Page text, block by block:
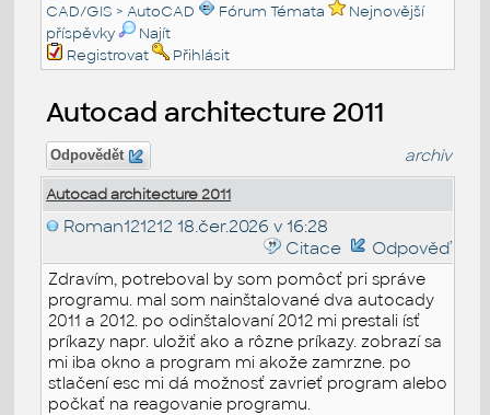
CAD/GIS >AutoCAD Fórum Témata
Nejnovější
příspěvky
Najít
Registrovat
Přihlásit
Autocad architecture 2011
Odpovědět archiv
Autocad architecture 2011
Roman121212 18.čer.2026 v 16:28
Citace
Odpověď
Zdravím, potreboval by som pomôcť pri správe
programu. mal som nainštalované dva autocady
2011 a 2012. po odinštalovaní 2012 mi prestali ísť
príkazy napr. uložiť ako a rôzne príkazy. zobrazí sa
mi iba okno a program mi akože zamrzne. po
stlačení esc mi dá možnosť zavrieť program alebo
počkať na reagovanie programu.